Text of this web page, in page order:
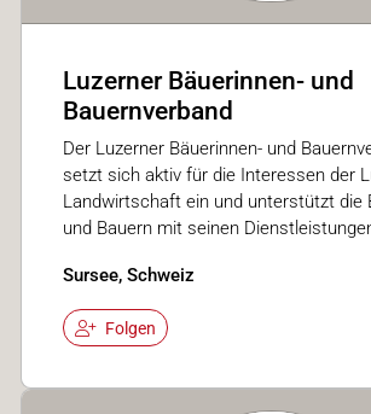
Luzerner Bäuerinnen- und
Bauernverband
Der Luzerner Bäuerinnen- und
setzt sich aktiv für die Interessen der
Landwirtschaft ein und unterstützt die
und Bauern mit seinen
Sursee, Schweiz
Folgen